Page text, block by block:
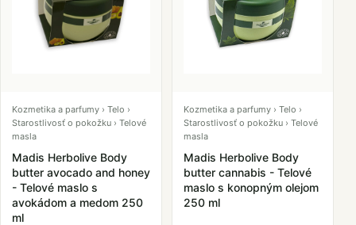
Kozmetika a parfumy › Telo ›
Starostlivosť o pokožku › Telové
masla
Madis Herbolive Body
butter avocado and honey
- Telové maslo s
avokádom a medom 250
ml
Kozmetika a parfumy › Telo ›
Starostlivosť o pokožku › Telové
masla
Madis Herbolive Body
butter cannabis - Telové
maslo s konopným olejom
250 ml